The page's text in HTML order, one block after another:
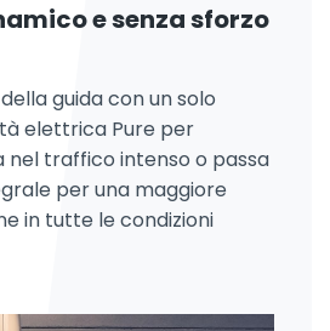
e senza sforzo
guida con un solo
elettrica Pure per
nel traffico intenso o passa
per una maggiore
in tutte le condizioni